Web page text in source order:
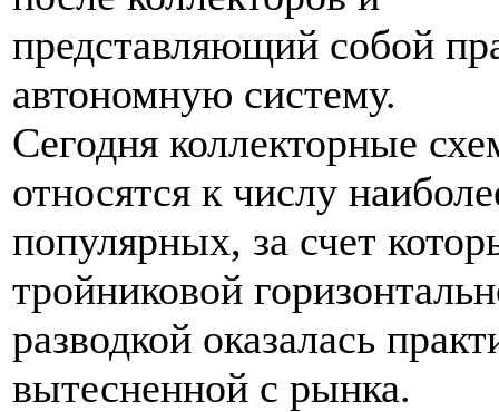
представляющий собой
автономную систему.
Сегодня коллекторные
относятся к числу
популярных, за счет
тройниковой
разводкой оказалась
вытесненной с рынка.